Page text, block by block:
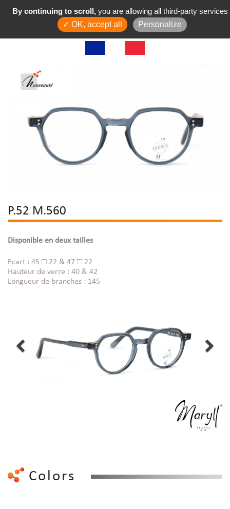
P.52 M.560
Disponible en deux tailles
Ecart : 45 □ 22 & 47 □ 22
Hauteur de verre : 40 & 42
Longueur de branches : 145
Colors
By continuing to scroll, you are allowing all third-party services
✓ OK, accept all
Personalize